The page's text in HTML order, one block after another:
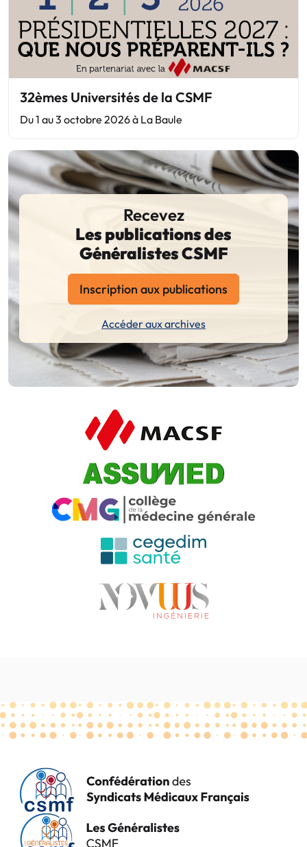
32èmes Universités de la CSMF
Du 1 au 3 octobre 2026 à La Baule
Recevez
Les publications des
Généralistes CSMF
Inscription aux publications
Accéder aux archives